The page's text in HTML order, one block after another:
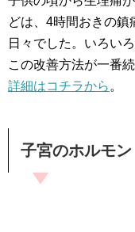
どは、4時間おきの
日々でした。いろい
この改善方法が一番
詳細はコチラから 。
子宮のホルモン